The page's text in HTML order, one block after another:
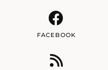
FACEBOOK